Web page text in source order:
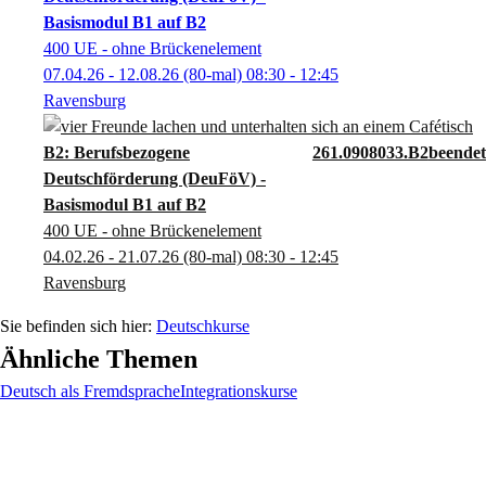
B2: Berufsbezogene
Deutschförderung (DeuFöV) -
Basismodul B1 auf B2
261.0908033.B2
400 UE - ohne Brückenelement
04.02.26 - 21.07.26 (80-mal) 08:30 - 12:45
Ravensburg
Basismodul B1 auf B2
400 UE - ohne Brückenelement
07.04.26 - 12.08.26 (80-mal) 08:30 - 12:45
Ravensburg
Deutschkurse
Ähnliche Themen
Deutsch als FremdspracheIntegrationskurse